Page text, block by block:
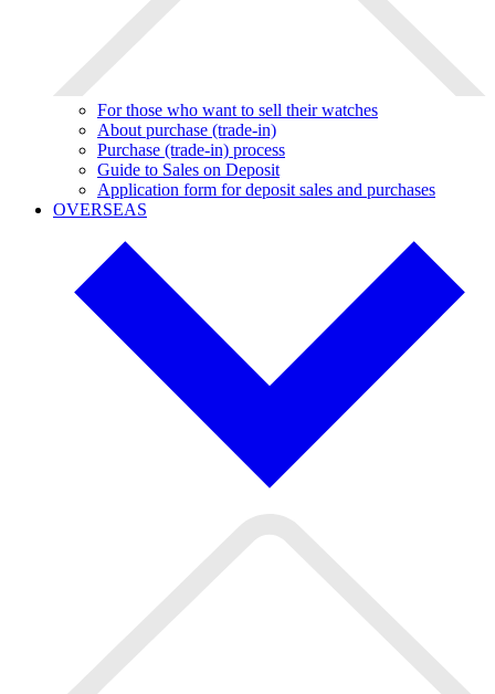
For those who want to sell their watches
About purchase (trade-in)
Purchase (trade-in) process
Guide to Sales on Deposit
Application form for deposit sales and purchases
OVERSEAS